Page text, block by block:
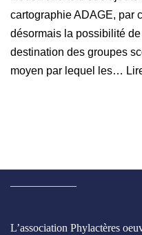
cartographie ADAGE, par
désormais la possibilité
destination des groupes
moyen par lequel les…
L’association Phylactères